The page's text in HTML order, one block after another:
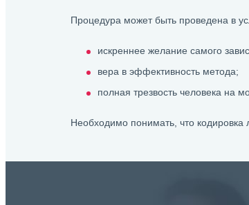
Процедура может быть проведена в
искреннее желание самого
вера в эффективность метода;
полная трезвость человека на
Необходимо понимать, что кодировка